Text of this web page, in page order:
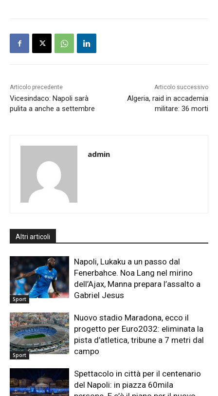
Articolo precedente
Vicesindaco: Napoli sarà
pulita a anche a settembre
Articolo successivo
Algeria, raid in accademia
militare: 36 morti
admin
Altri articoli
Sport
Napoli, Lukaku a un passo dal
Fenerbahce. Noa Lang nel mirino
dell’Ajax, Manna prepara l’assalto a
Gabriel Jesus
Sport
Nuovo stadio Maradona, ecco il
progetto per Euro2032: eliminata la
pista d’atletica, tribune a 7 metri dal
campo
Spettacolo in città per il centenario
del Napoli: in piazza 60mila